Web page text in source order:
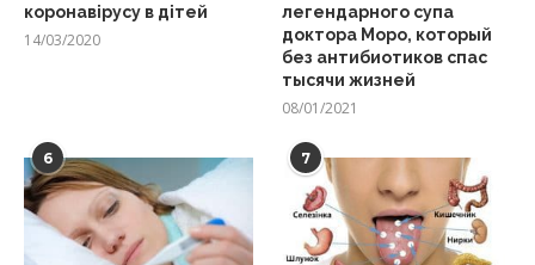
коронавірусу в дітей
14/03/2020
легендарного супа
доктора Моро, который
без антибиотиков спас
тысячи жизней
08/01/2021
6 7